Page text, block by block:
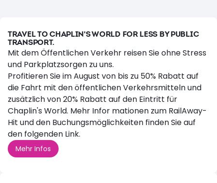
TRAVEL TO CHAPLIN'S WORLD FOR LESS BY PUBLIC
TRANSPORT.
Mit dem Öffentlichen Verkehr reisen Sie ohne Stress
und Parkplatzsorgen zu uns.
Profitieren Sie im August von bis zu 50% Rabatt auf
die Fahrt mit den öffentlichen Verkehrsmitteln und
zusätzlich von 20% Rabatt auf den Eintritt für
Chaplin's World. Mehr Infor mationen zum RailAway-
Hit und den Buchungsmöglichkeiten finden Sie auf
den folgenden Link.
Mehr Infos